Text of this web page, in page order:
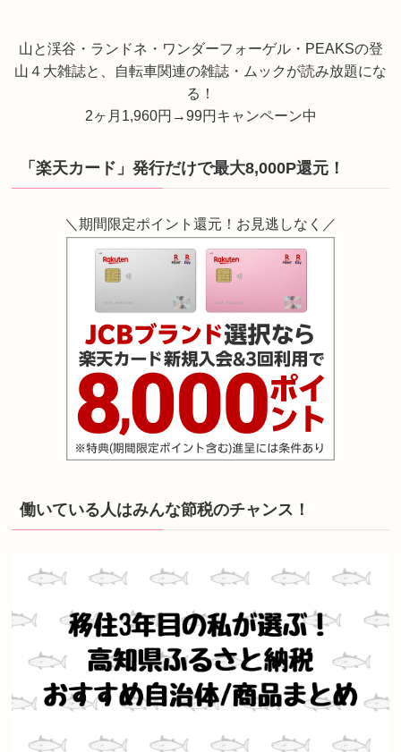
山と渓谷・ランドネ・ワンダーフォーゲル・PEAKSの登
山４大雑誌と、自転車関連の雑誌・ムックが読み放題にな
る！
2ヶ月1,960円→99円キャンペーン中
「楽天カード」発行だけで最大8,000P還元！
＼期間限定ポイント還元！お見逃しなく／
働いている人はみんな節税のチャンス！